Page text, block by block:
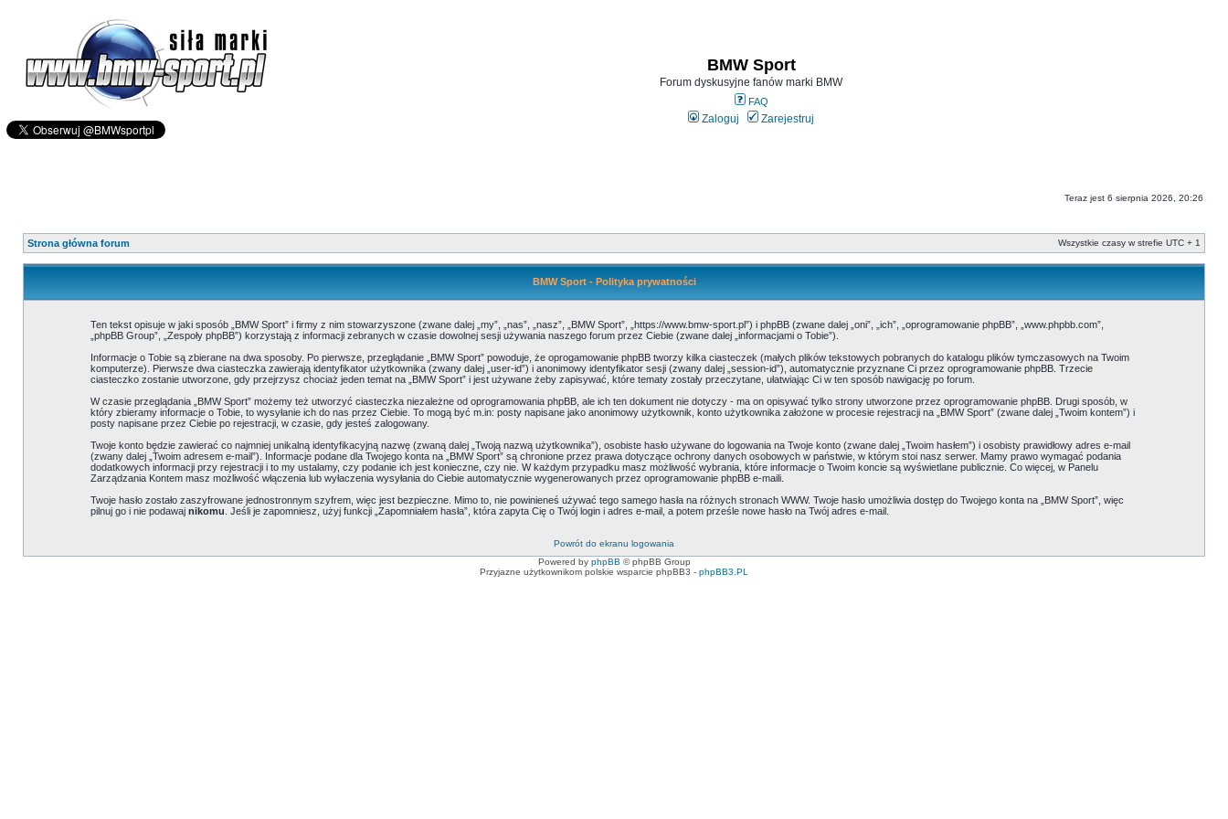
BMW Sport
Forum dyskusyjne fanów marki BMW
FAQ
Zaloguj Zarejestruj
Teraz jest 6 sierpnia 2026, 20:26
Strona główna forum Wszystkie czasy w strefie UTC + 1
BMW Sport - Polityka prywatności
Ten tekst opisuje w jaki sposób „BMW Sport” i firmy z nim stowarzyszone (zwane dalej „my”, „nas”, „nasz”, „BMW Sport”, „https://www.bmw-sport.pl”) i phpBB (zwane dalej „oni”, „ich”, „oprogramowanie phpBB”, „www.phpbb.com”,
„phpBB Group”, „Zespoły phpBB”) korzystają z informacji zebranych w czasie dowolnej sesji używania naszego forum przez Ciebie (zwane dalej „informacjami o Tobie”).
Informacje o Tobie są zbierane na dwa sposoby. Po pierwsze, przeglądanie „BMW Sport” powoduje, że oprogamowanie phpBB tworzy kilka ciasteczek (małych plików tekstowych pobranych do katalogu plików tymczasowych na Twoim
komputerze). Pierwsze dwa ciasteczka zawierają identyfikator użytkownika (zwany dalej „user-id”) i anonimowy identyfikator sesji (zwany dalej „session-id”), automatycznie przyznane Ci przez oprogramowanie phpBB. Trzecie
ciasteczko zostanie utworzone, gdy przejrzysz chociaż jeden temat na „BMW Sport” i jest używane żeby zapisywać, które tematy zostały przeczytane, ułatwiając Ci w ten sposób nawigację po forum.
W czasie przeglądania „BMW Sport” możemy też utworzyć ciasteczka niezależne od oprogramowania phpBB, ale ich ten dokument nie dotyczy - ma on opisywać tylko strony utworzone przez oprogramowanie phpBB. Drugi sposób, w
który zbieramy informacje o Tobie, to wysyłanie ich do nas przez Ciebie. To mogą być m.in: posty napisane jako anonimowy użytkownik, konto użytkownika założone w procesie rejestracji na „BMW Sport” (zwane dalej „Twoim kontem”) i
posty napisane przez Ciebie po rejestracji, w czasie, gdy jesteś zalogowany.
Twoje konto będzie zawierać co najmniej unikalną identyfikacyjną nazwę (zwaną dalej „Twoją nazwą użytkownika”), osobiste hasło używane do logowania na Twoje konto (zwane dalej „Twoim hasłem”) i osobisty prawidłowy adres e-mail
(zwany dalej „Twoim adresem e-mail”). Informacje podane dla Twojego konta na „BMW Sport” są chronione przez prawa dotyczące ochrony danych osobowych w państwie, w którym stoi nasz serwer. Mamy prawo wymagać podania
dodatkowych informacji przy rejestracji i to my ustalamy, czy podanie ich jest konieczne, czy nie. W każdym przypadku masz możliwość wybrania, które informacje o Twoim koncie są wyświetlane publicznie. Co więcej, w Panelu
Zarządzania Kontem masz możliwość włączenia lub wyłaczenia wysyłania do Ciebie automatycznie wygenerowanych przez oprogramowanie phpBB e-maili.
Twoje hasło zostało zaszyfrowane jednostronnym szyfrem, więc jest bezpieczne. Mimo to, nie powinieneś używać tego samego hasła na różnych stronach WWW. Twoje hasło umożliwia dostęp do Twojego konta na „BMW Sport”, więc
pilnuj go i nie podawaj nikomu . Jeśli je zapomniesz, użyj funkcji „Zapomniałem hasła”, która zapyta Cię o Twój login i adres e-mail, a potem prześle nowe hasło na Twój adres e-mail.
Powrót do ekranu logowania
Powered by phpBB © phpBB Group
Przyjazne użytkownikom polskie wsparcie phpBB3 - phpBB3.PL